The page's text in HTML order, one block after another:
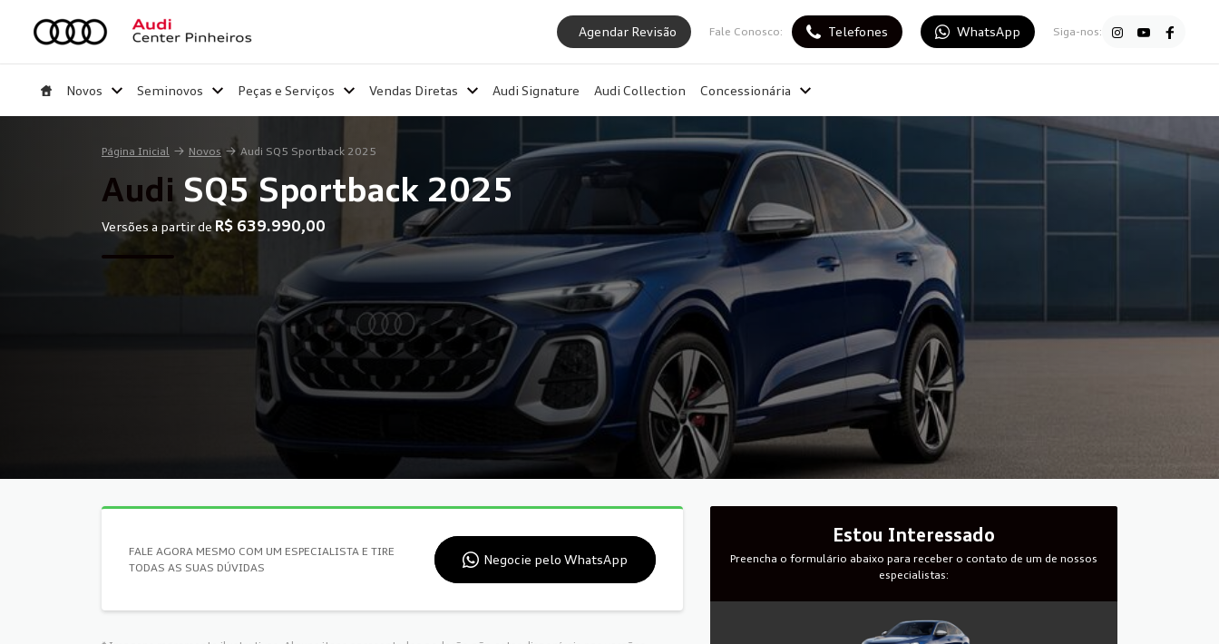
Agendar Revisão Fale Conosco: Telefones WhatsApp Siga-nos:
Novos Seminovos Peças e Serviços Vendas Diretas Audi Signature Audi Collection Concessionária
Página Inicial Novos Audi SQ5 Sportback 2025
Audi SQ5 Sportback 2025
Versões a partir de R$ 639.990,00
FALE AGORA MESMO COM UM ESPECIALISTA E TIRE
TODAS AS SUAS DÚVIDAS
Negocie pelo WhatsApp
Estou Interessado
Preencha o formulário abaixo para receber o contato de um de nossos
especialistas: